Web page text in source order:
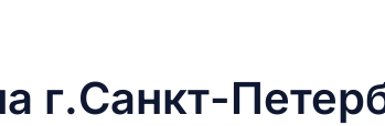
г.Санкт-